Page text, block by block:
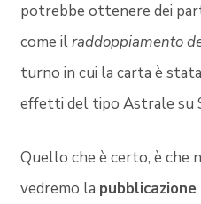
potrebbe ottenere dei
come ilraddoppiamento
turno in cui la carta è
effetti del tipo Astrale su
Quello che è certo, è che
vedremo la